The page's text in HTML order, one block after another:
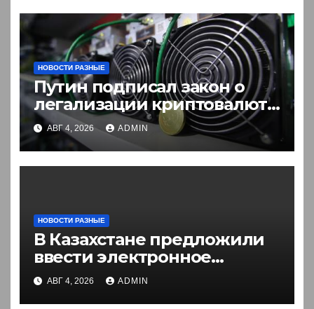
НОВОСТИ РАЗНЫЕ
Путин подписал закон о
легализации криптовалют
в России. Что нужно знать
АВГ 4, 2026 ADMIN
НОВОСТИ РАЗНЫЕ
В Казахстане предложили
ввести электронное
разрешение на въезд для
иностранцев
АВГ 4, 2026 ADMIN